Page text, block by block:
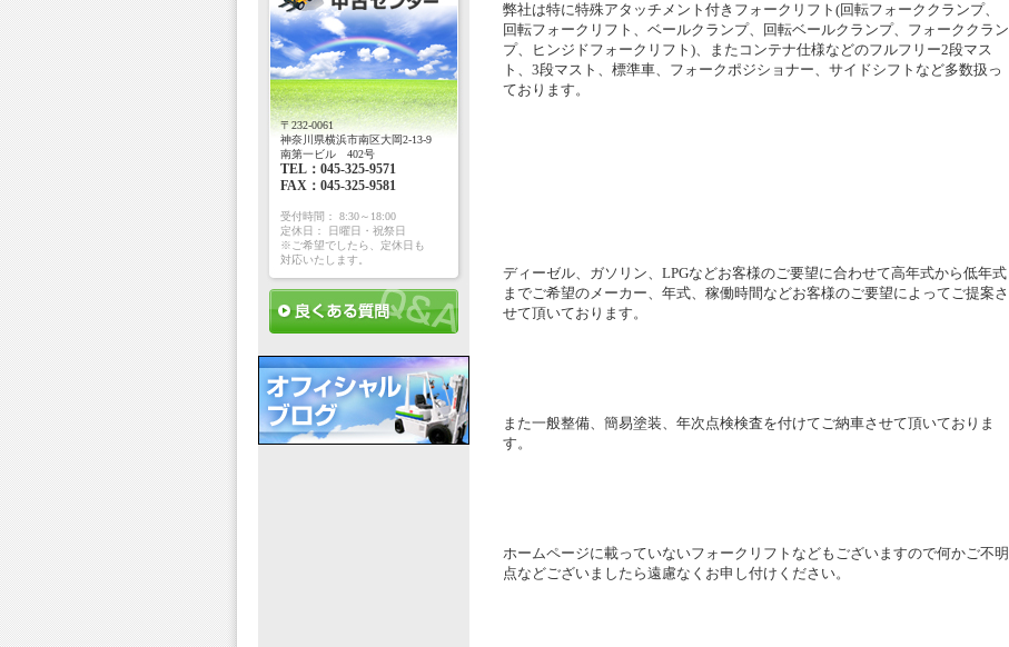
〒232-0061
神奈川県横浜市南区大岡2-13-9
南第一ビル 402号
TEL：045-325-9571
FAX：045-325-9581
受付時間： 8:30～18:00
定休日： 日曜日・祝祭日
※ご希望でしたら、定休日も
対応いたします。
弊社は特に特殊アタッチメント付きフォークリフト(回転フォーククランプ、
回転フォークリフト、ベールクランプ、回転ベールクランプ、フォーククラン
プ、ヒンジドフォークリフト)、またコンテナ仕様などのフルフリー2段マス
ト、3段マスト、標準車、フォークポジショナー、サイドシフトなど多数扱っ
ております。
ディーゼル、ガソリン、LPGなどお客様のご要望に合わせて高年式から低年式
までご希望のメーカー、年式、稼働時間などお客様のご要望によってご提案さ
せて頂いております。
また一般整備、簡易塗装、年次点検検査を付けてご納車させて頂いておりま
す。
ホームページに載っていないフォークリフトなどもございますので何かご不明
点などございましたら遠慮なくお申し付けください。